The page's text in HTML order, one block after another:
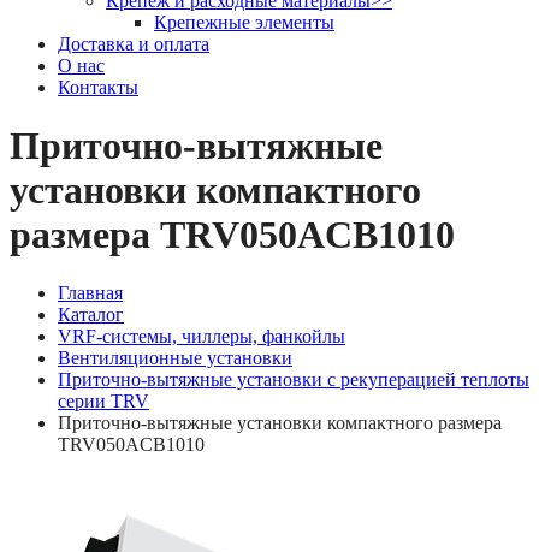
Крепежные элементы
Доставка и оплата
О нас
Контакты
Приточно-вытяжные
установки компактного
размера TRV050ACB1010
Главная
Каталог
VRF-системы, чиллеры, фанкойлы
Вентиляционные установки
Приточно-вытяжные установки с рекуперацией теплоты
серии TRV
Приточно-вытяжные установки компактного размера
TRV050ACB1010